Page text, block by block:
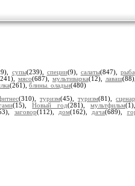
супы(239), специи(9), салаты(847), рыба
мясо(687), мультиварка(12), лаваш
(261), блины. оладьи(480)
(310), туризм(45),туризм(81),
(15),Новый год(281), мультфильм
заговор(112), дом(162), дача(689),